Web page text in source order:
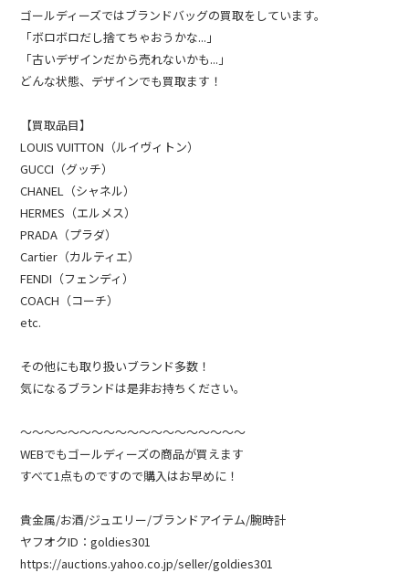
ゴールディーズではブランドバッグの買取をしています。
「ボロボロだし捨てちゃおうかな...」
「古いデザインだから売れないかも...」
どんな状態、デザインでも買取ます！
【買取品目】
LOUIS VUITTON（ルイヴィトン）
GUCCI（グッチ）
CHANEL（シャネル）
HERMES（エルメス）
PRADA（プラダ）
Cartier（カルティエ）
FENDI（フェンディ）
COACH（コーチ）
etc.
その他にも取り扱いブランド多数！
気になるブランドは是非お持ちください。
～～～～～～～～～～～～～～～～～～～
WEBでもゴールディーズの商品が買えます
すべて1点ものですので購入はお早めに！
貴金属/お酒/ジュエリー/ブランドアイテム/腕時計
ヤフオクID：goldies301
https://auctions.yahoo.co.jp/seller/goldies301